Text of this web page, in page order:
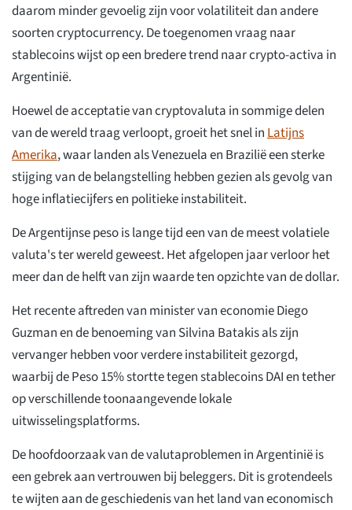
daarom minder gevoelig zijn voor volatiliteit dan andere
soorten cryptocurrency. De toegenomen vraag naar
stablecoins wijst op een bredere trend naar crypto-activa in
Argentinië.
Hoewel de acceptatie van cryptovaluta in sommige delen
van de wereld traag verloopt, groeit het snel inLatijns
Amerika, waar landen als Venezuela en Brazilië een sterke
stijging van de belangstelling hebben gezien als gevolg van
hoge inflatiecijfers en politieke instabiliteit.
De Argentijnse peso is lange tijd een van de meest volatiele
valuta's ter wereld geweest. Het afgelopen jaar verloor het
meer dan de helft van zijn waarde ten opzichte van de dollar.
Het recente aftreden van minister van economie Diego
Guzman en de benoeming van Silvina Batakis als zijn
vervanger hebben voor verdere instabiliteit gezorgd,
waarbij de Peso 15% stortte tegen stablecoins DAI en tether
op verschillende toonaangevende lokale
uitwisselingsplatforms.
De hoofdoorzaak van de valutaproblemen in Argentinië is
een gebrek aan vertrouwen bij beleggers. Dit is grotendeels
te wijten aan de geschiedenis van het land van economisch